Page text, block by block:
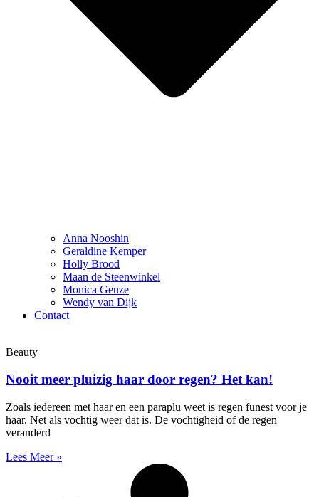
Anna Nooshin
Geraldine Kemper
Holly Brood
Maan de Steenwinkel
Monica Geuze
Wendy van Dijk
Contact
Beauty
Nooit meer pluizig haar door regen? Het kan!
Zoals iedereen met haar en een paraplu weet is regen funest voor je
haar. Net als vochtig weer dat is. De vochtigheid of de regen
veranderd
Lees Meer »